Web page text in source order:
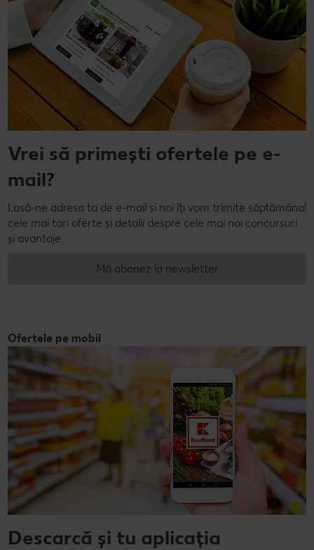
Vrei să primești ofertele pe e-
mail?
Lasă-ne adresa ta de e-mail și noi îți vom trimite săptămânal
cele mai tari oferte și detalii despre cele mai noi concursuri
și avantaje.
Mă abonez la newsletter
Ofertele pe mobil
Descarcă și tu aplicația